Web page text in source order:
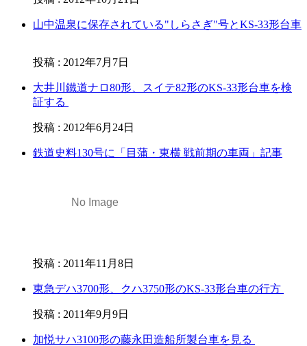
山中温泉に保存されている"しらさぎ"号とKS-33形台車
投稿 : 2012年7月7日
大井川鐵道ナロ80形、スイテ82形のKS-33形台車を検
証する
投稿 : 2012年6月24日
鉄道史料130号に「目蒲・東横 戦前期の車両」記事
投稿 : 2011年11月8日
東急デハ3700形、クハ3750形のKS-33形台車の行方
投稿 : 2011年9月9日
加悦サハ3100形の藤永田造船所製台車を見る